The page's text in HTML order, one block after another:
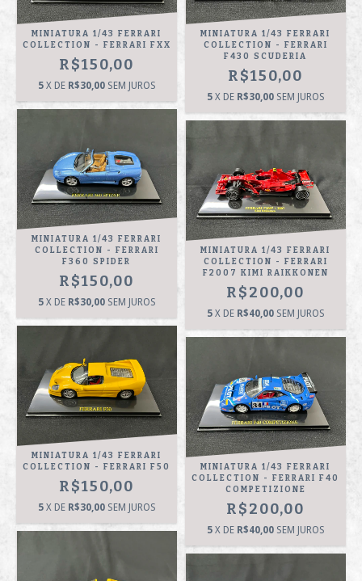
MINIATURA 1/43 FERRARI
COLLECTION - FERRARI FXX
R$150,00
5 X DE R$30,00 SEM JUROS
MINIATURA 1/43 FERRARI
COLLECTION - FERRARI
F430 SCUDERIA
R$150,00
5 X DE R$30,00 SEM JUROS
MINIATURA 1/43 FERRARI
COLLECTION - FERRARI
F360 SPIDER
R$150,00
5 X DE R$30,00 SEM JUROS
MINIATURA 1/43 FERRARI
COLLECTION - FERRARI
F2007 KIMI RAIKKONEN
R$200,00
5 X DE R$40,00 SEM JUROS
MINIATURA 1/43 FERRARI
COLLECTION - FERRARI F50
R$150,00
5 X DE R$30,00 SEM JUROS
MINIATURA 1/43 FERRARI
COLLECTION - FERRARI F40
COMPETIZIONE
R$200,00
5 X DE R$40,00 SEM JUROS